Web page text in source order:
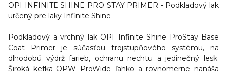
OPI INFINITE SHINE PRO STAY PRIMER - Podkladový lak
určený pre laky Infinite Shine
Podkladový a vrchný lak OPI Infinite Shine ProStay Base
Coat Primer je súčasťou trojstupňového systému, na
dlhodobú výdrž farieb, ochranu nechtu a jedinečný lesk.
Široká kefka OPW ProWide ľahko a rovnomerne nanáša